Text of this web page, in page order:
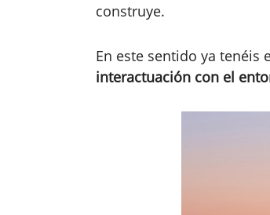
construye.
En este sentido ya
interactuación con el